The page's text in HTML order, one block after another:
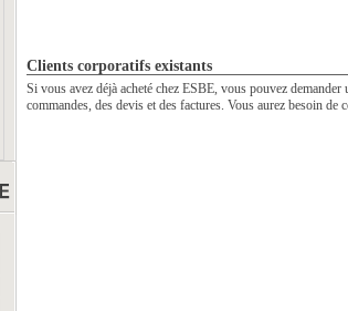
Clients corporatifs existants
Si vous avez déjà acheté chez ESBE, vous pouvez
commandes, des devis et des factures. Vous aurez besoin